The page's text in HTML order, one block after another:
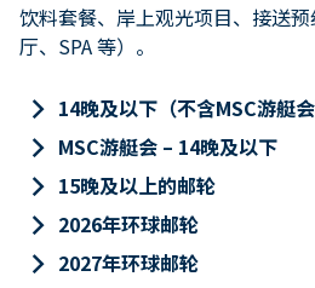
饮料套餐、岸上观光项目、接送
厅、SPA 等）。
keyboard_arrow_right 14晚及以下（不含MSC游艇会
keyboard_arrow_right MSC游艇会 – 14晚及以下
keyboard_arrow_right 15晚及以上的邮轮
keyboard_arrow_right 2026年环球邮轮
keyboard_arrow_right 2027年环球邮轮